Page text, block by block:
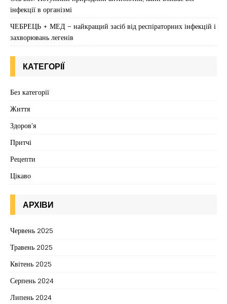
інфекції в організмі
ЧЕБРЕЦЬ + МЕД – найкращий засіб від респіраторних інфекцій і
захворювань легенів
КАТЕГОРІЇ
Без категорії
Життя
Здоров'я
Притчі
Рецепти
Цікаво
АРХІВИ
Червень 2025
Травень 2025
Квітень 2025
Серпень 2024
Липень 2024